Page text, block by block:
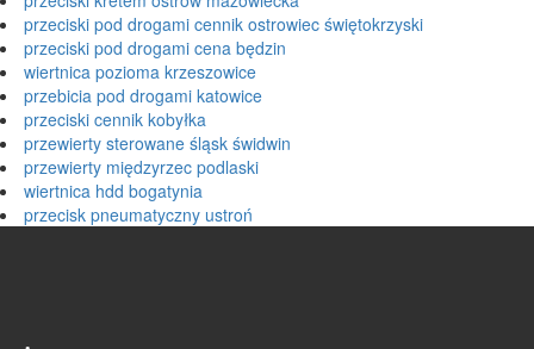
przeciski pod drogami cennik ostrowiec świętokrzyski
przeciski pod drogami cena będzin
wiertnica pozioma krzeszowice
przebicia pod drogami katowice
przeciski cennik kobyłka
przewierty sterowane śląsk świdwin
przewierty międzyrzec podlaski
wiertnica hdd bogatynia
przecisk pneumatyczny ustroń